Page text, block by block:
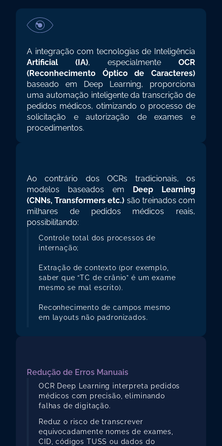
GERAL
Artificial (IA), especialmente OCR
(Reconhecimento Óptico de Caracteres)
baseado em Deep Learning, proporciona
uma automação inteligente da transcrição de
pedidos médicos, otimizando o processo de
solicitação e autorização de exames e
procedimentos.
LEARNING
Ao contrário dos OCRs tradicionais, os
modelos baseados em Deep Learning
(CNNs, Transformers etc.) são treinados com
milhares de pedidos médicos reais,
possibilitando:
Controle total dos processos de
internação;
Extração de contexto (por exemplo,
saber que “TC de crânio” é um exame
mesmo se mal escrito).
Reconhecimento de campos mesmo
em layouts não padronizados.
LEARNING
Redução de Erros Manuais
OCR Deep Learning interpreta pedidos
médicos com precisão, eliminando
falhas de digitação.
Reduz o risco de transcrever
equivocadamente nomes de exames,
CID, códigos TUSS ou dados do